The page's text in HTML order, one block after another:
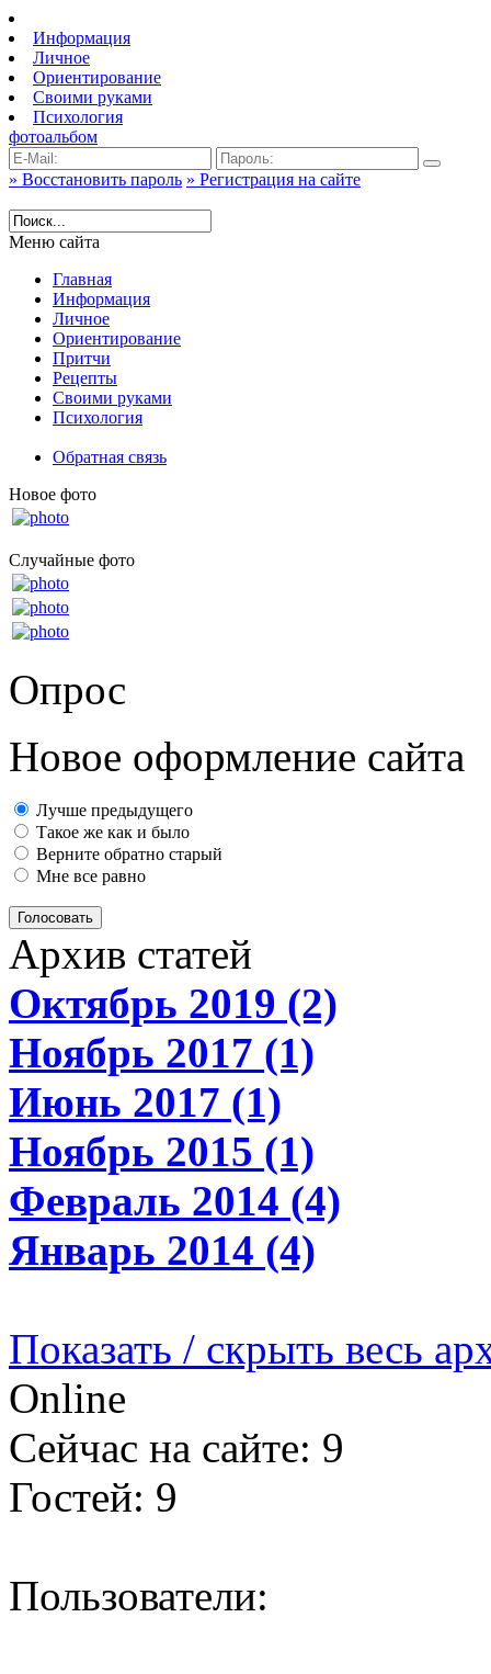
Информация
Личное
Ориентирование
Своими руками
Психология
фотоальбом
» Восстановить пароль » Регистрация на сайте
Меню сайта
Главная
Информация
Личное
Ориентирование
Притчи
Рецепты
Своими руками
Психология
Обратная связь
Новое фото
Случайные фото
Опрос
Новое оформление сайта
Лучше предыдущего
Такое же как и было
Верните обратно старый
Мне все равно
Голосовать
Архив статей
Октябрь 2019 (2)
Ноябрь 2017 (1)
Июнь 2017 (1)
Ноябрь 2015 (1)
Февраль 2014 (4)
Январь 2014 (4)
Показать / скрыть весь
Online
Сейчас на сайте: 9
Гостей: 9
Пользователи: